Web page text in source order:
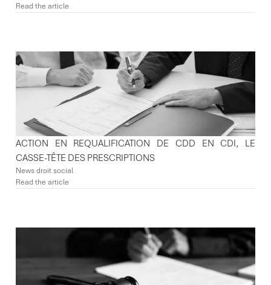
Read the article
ACTION EN REQUALIFICATION DE CDD EN CDI, LE
CASSE-TÊTE DES PRESCRIPTIONS
News droit social
Read the article